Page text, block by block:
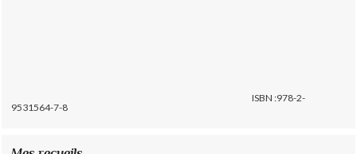
ISBN :978-2-
9531564-7-8